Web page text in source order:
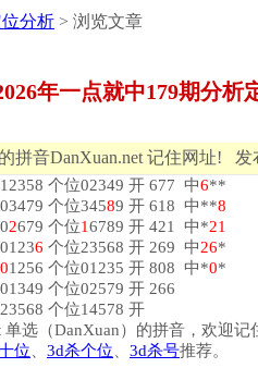
分析 > 浏览文章
年一点就中179期分析
拼音DanXuan.net 记住网址! 发
个位02349 开 677 中6**
个位34589 开 618 中**8
2679 个位16789 开 421 中*21
6 个位23568 开 269 中26*
01256 个位01235 开 808 中*0*
个位02579 开 266
个位14578 开
单选（DanXuan）的拼音，欢迎记
位 3d杀个位 3d杀号推荐。